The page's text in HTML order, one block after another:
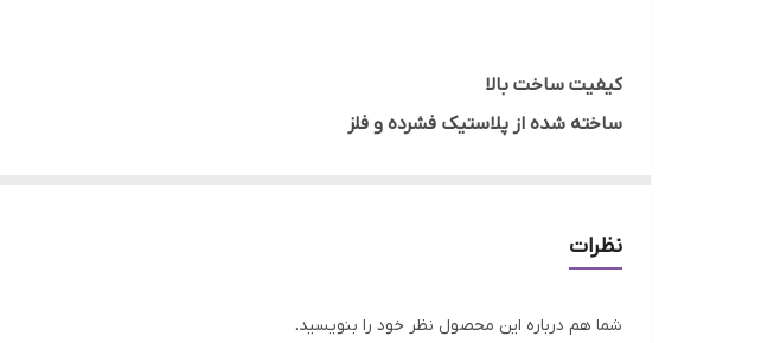
کیفیت ساخت بالا
ساخته شده از پلاستیک فشرده و فلز
نظرات
شما هم درباره این محصول نظر خود را بنویسید.